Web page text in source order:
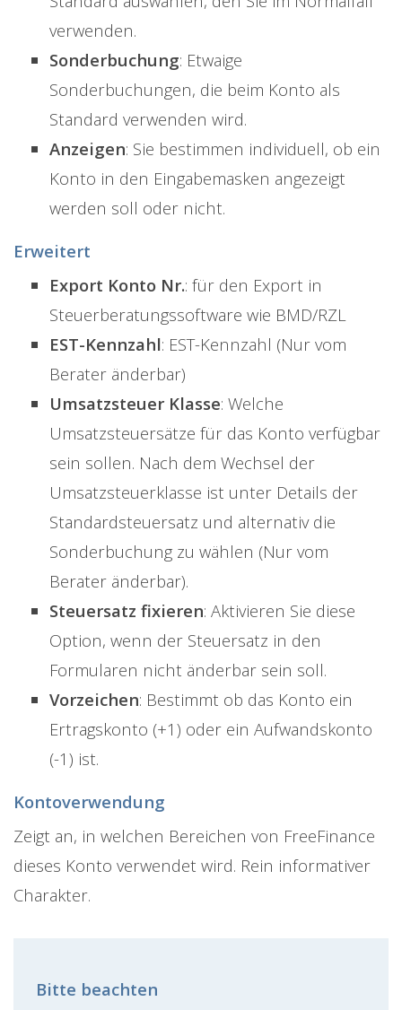
verwenden.
Sonderbuchung: Etwaige
Sonderbuchungen, die beim Konto als
Standard verwenden wird.
Anzeigen: Sie bestimmen individuell, ob ein
Konto in den Eingabemasken angezeigt
werden soll oder nicht.
Erweitert
Export Konto Nr.: für den Export in
Steuerberatungssoftware wie BMD/RZL
EST-Kennzahl: EST-Kennzahl (Nur vom
Berater änderbar)
Umsatzsteuer Klasse: Welche
Umsatzsteuersätze für das Konto verfügbar
sein sollen. Nach dem Wechsel der
Umsatzsteuerklasse ist unter Details der
Standardsteuersatz und alternativ die
Sonderbuchung zu wählen (Nur vom
Berater änderbar).
Steuersatz fixieren: Aktivieren Sie diese
Option, wenn der Steuersatz in den
Formularen nicht änderbar sein soll.
Vorzeichen: Bestimmt ob das Konto ein
Ertragskonto (+1) oder ein Aufwandskonto
(-1) ist.
Kontoverwendung
Zeigt an, in welchen Bereichen von FreeFinance
dieses Konto verwendet wird. Rein informativer
Charakter.
Bitte beachten